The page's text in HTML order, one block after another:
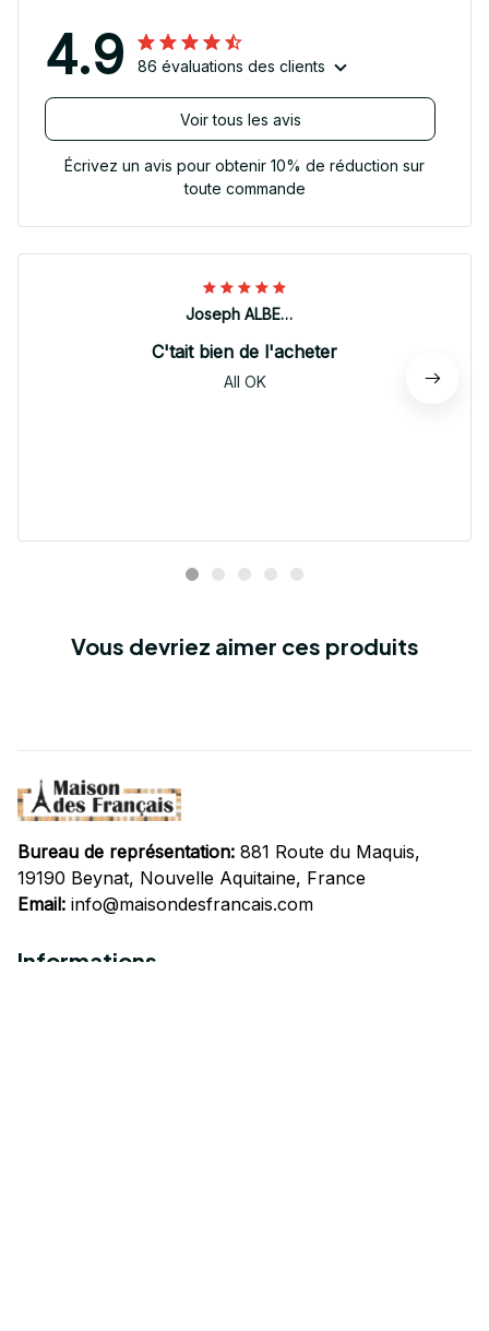
4.9 86 évaluations des clients
Voir tous les avis
Écrivez un avis pour obtenir 10% de réduction sur
toute commande
Joseph ALBERTINI
C'tait bien de l'acheter
All OK
Vous devriez aimer ces produits
Bureau de représentation: 881 Route du Maquis,
19190 Beynat, Nouvelle Aquitaine, France
Email: info@maisondesfrancais.com
Informations